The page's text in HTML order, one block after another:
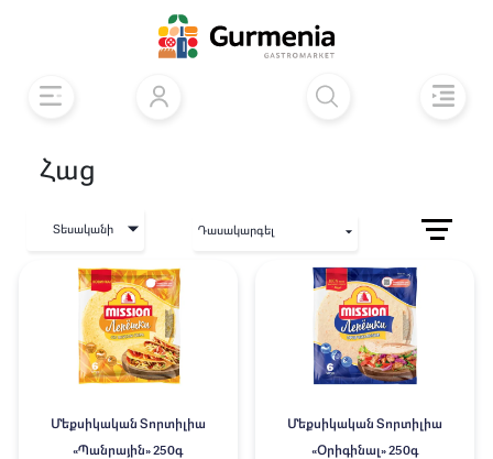
Հաց
Տեսականի Դասակարգել
Մեքսիկական Տորտիլիա
«Պանրային» 250գ
Մեքսիկական Տորտիլիա
«Օրիգինալ» 250գ